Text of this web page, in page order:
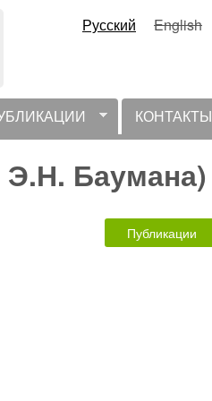
Русский English
КОНТАКТЫ
Баумана)
Публикации